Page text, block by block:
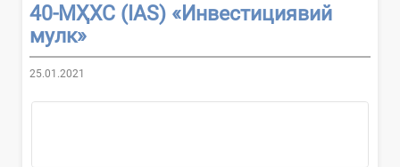
40-МҲХС (IAS) «Инвестициявий
мулк»
25.01.2021